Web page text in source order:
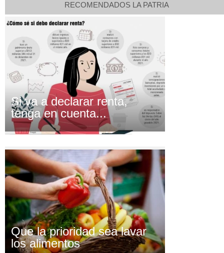
RECOMENDADOS LA PATRIA
Si va a declarar renta,
tenga en cuenta...
Que la prioridad sea lavar
los alimentos